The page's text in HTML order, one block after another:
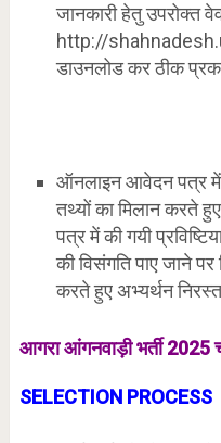
जानकारी हेतु उपरोक्त
http://
डाउनलोड कर ठीक
ऑनलाइन आवेदन पत्र में
तथ्यों का मिलान करते
पत्र में की गयी
की विसंगति पाए जाने
करते हुए अभ्यर्थन
आगरा आंगनवाड़ी भर्ती 2025
SELECTION PROCESS